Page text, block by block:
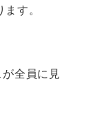
す。
全員に見